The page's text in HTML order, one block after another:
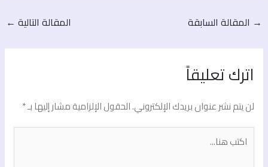
→ المقالة السابقة المقالة التالية ←
اترك تعليقاً
لن يتم نشر عنوان بريدك الإلكتروني.الحقول الإلزامية مشار إليها بـ*
اكتب
هنا...